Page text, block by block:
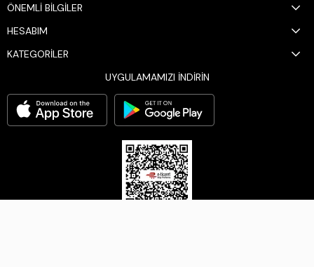
ÖNEMLİ BİLGİLER
HESABIM
KATEGORİLER
UYGULAMAMIZI İNDİRİN